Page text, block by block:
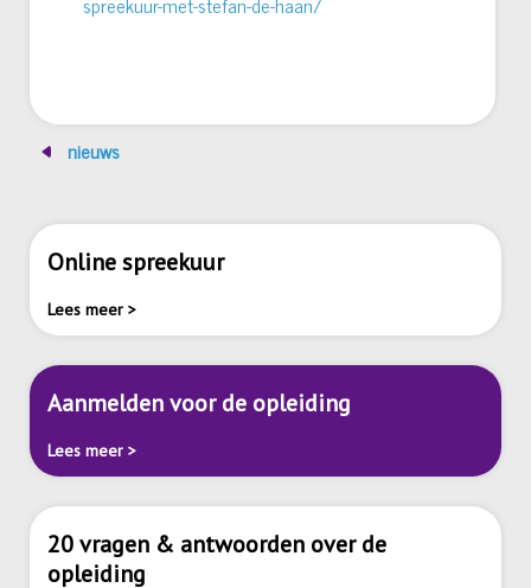
nieuws
Online spreekuur
Lees meer >
Aanmelden voor de opleiding
Lees meer >
20 vragen & antwoorden over de
opleiding